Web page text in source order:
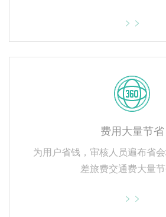
> >
费用大量节省
为用户省钱，审核人员遍布省
差旅费交通费大量节
> >